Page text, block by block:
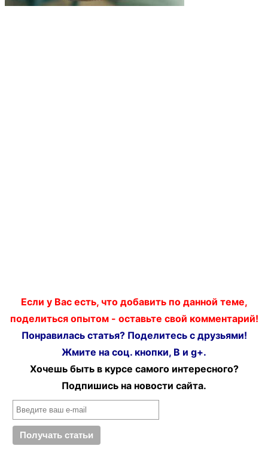
Если у Вас есть, что добавить по данной теме,
поделиться опытом - оставьте свой комментарий!
Понравилась статья? Поделитесь с друзьями!
Жмите на соц. кнопки, В и g+.
Хочешь быть в курсе самого интересного?
Подпишись на новости сайта.